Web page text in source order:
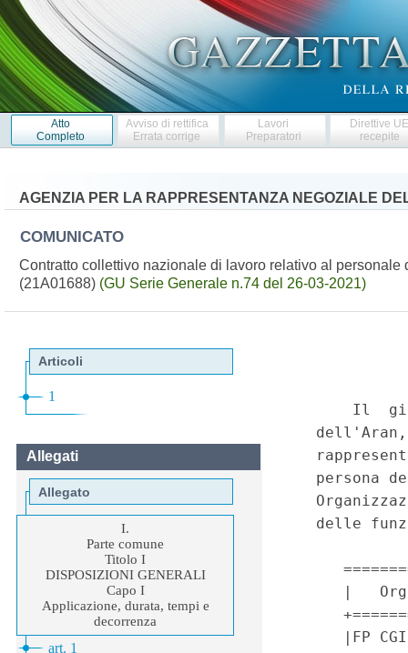
Atto
Completo
Avviso di rettifica
Errata corrige
Lavori
Preparatori
Direttive
recepite
AGENZIA PER LA RAPPRESENTANZA NEGOZIALE
COMUNICATO
Contratto collettivo nazionale di lavoro relativo al
(21A01688) (GU Serie Generale n.74 del 26-03-2021)